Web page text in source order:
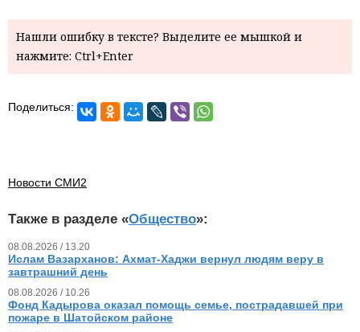
Нашли ошибку в тексте? Выделите ее мышкой и
нажмите: Ctrl+Enter
Поделиться:
Новости СМИ2
Также в разделе «Общество»:
08.08.2026 / 13.20
Ислам Вазарханов: Ахмат-Хаджи вернул людям веру в
завтрашний день
08.08.2026 / 10.26
Фонд Кадырова оказал помощь семье, пострадавшей при
пожаре в Шатойском районе